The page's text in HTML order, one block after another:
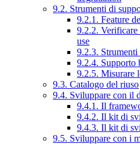
9.2. Strumenti di
9.2.1. Feature
9.2.2.
use
9.2.3. Strumenti
9.2.4. Supporto
9.2.5. Misurare
9.3. Catalogo del riuso
9.4. Sviluppare con il
9.4.1. Il
9.4.2. Il kit di
9.4.3. Il kit di
9.5. Sviluppare con i